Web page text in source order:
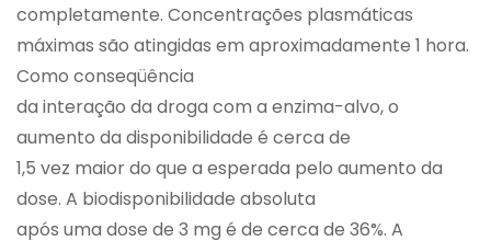
completamente. Concentrações plasmáticas
máximas são atingidas em aproximadamente 1 hora.
Como conseqüência
da interação da droga com a enzima-alvo, o
aumento da disponibilidade é cerca de
1,5 vez maior do que a esperada pelo aumento da
dose. A biodisponibilidade absoluta
após uma dose de 3 mg é de cerca de 36%. A